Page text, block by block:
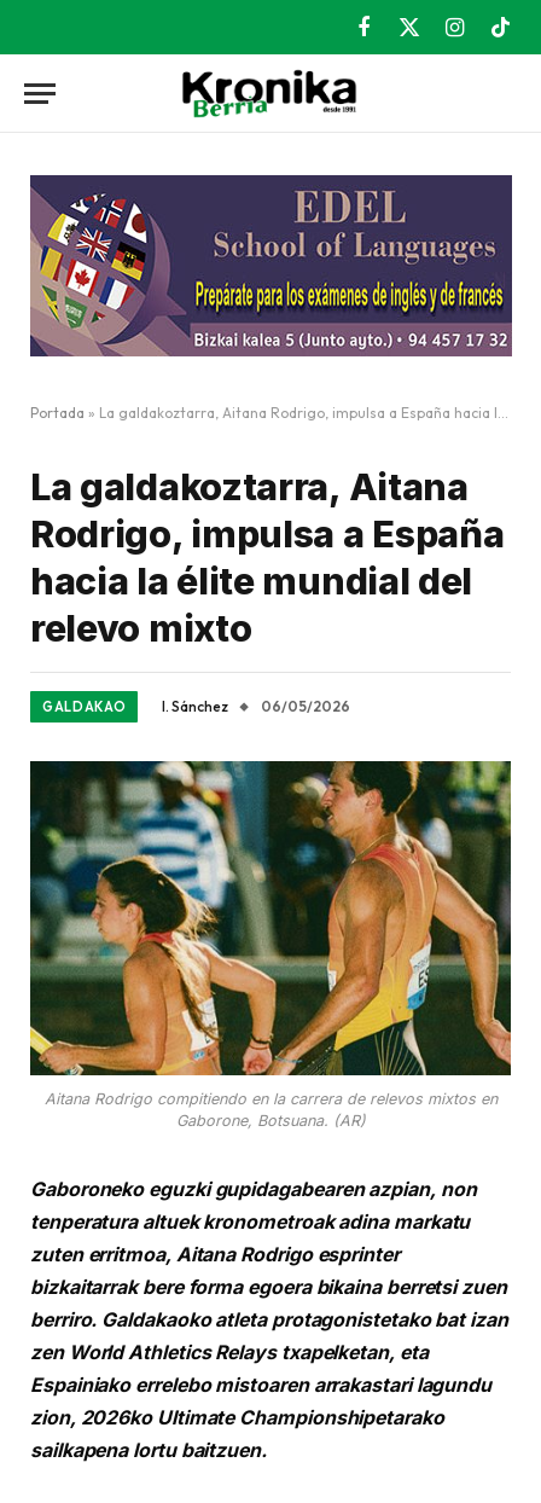
Facebook
X
Instagram
Portada » La galdakoztarra, Aitana Rodrigo, impulsa a España hacia la élite mundial del relevo mixto
La galdakoztarra, Aitana
Rodrigo, impulsa a España
hacia la élite mundial del
relevo mixto
GALDAKAO I. Sánchez 06/05/2026
Aitana Rodrigo compitiendo en la carrera de relevos mixtos en
Gaborone, Botsuana. (AR)
Gaboroneko eguzki gupidagabearen azpian, non
tenperatura altuek kronometroak adina markatu
zuten erritmoa, Aitana Rodrigo esprinter
bizkaitarrak bere forma egoera bikaina berretsi zuen
berriro. Galdakaoko atleta protagonistetako bat izan
zen World Athletics Relays txapelketan, eta
Espainiako errelebo mistoaren arrakastari lagundu
zion, 2026ko Ultimate Championshipetarako
sailkapena lortu baitzuen.